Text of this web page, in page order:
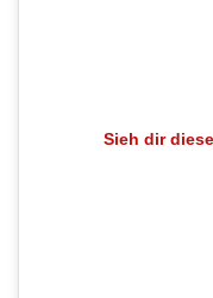
Sieh dir